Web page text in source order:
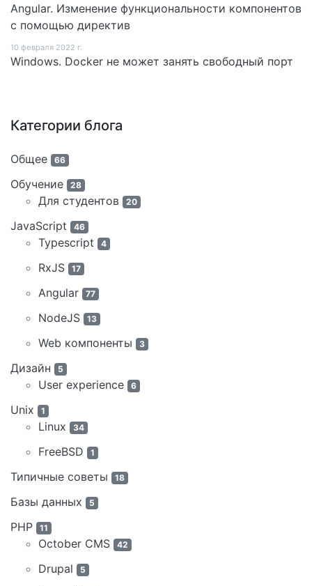
Angular. Изменение функциональности компонентов
с помощью директив
10 февраля 2022 г.
Windows. Docker не может занять свободный порт
Категории блога
Общее 66
Обучение 28
Для студентов 20
JavaScript 46
Typescript 4
RxJS 17
Angular 77
NodeJS 13
Web компоненты 3
Дизайн 5
User experience 6
Unix 1
Linux 34
FreeBSD 1
Типичные советы 18
Базы данных 5
PHP 11
October CMS 42
Drupal 5